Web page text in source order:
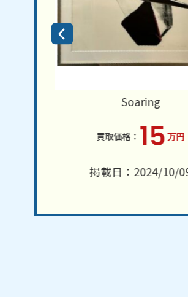
Soaring
15万円
掲載日：2024/10/09